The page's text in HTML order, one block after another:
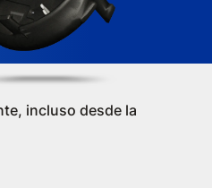
incluso desde la